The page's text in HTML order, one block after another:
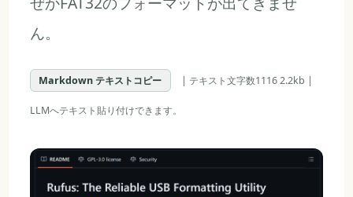
ん。
Markdown テキストコピー | テキスト文字数1116 2.2kb |
LLMへテキスト貼り付けできます。